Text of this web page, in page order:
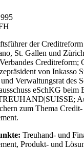
der
St. Gallen und
von Inkasso
Verwaltungsrat des
eSchKG beim
zum Thema Credit-
Treuhand- und
Produkt- und